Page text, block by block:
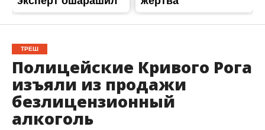
ТРЕШ
Полицейские Кривого Рога
изъяли из продажи
безлицензионный
алкоголь